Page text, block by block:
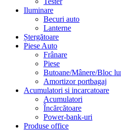
Iluminare
Becuri auto
Lanterne
Ștergătoare
Piese Auto
Frânare
Piese
Butoane/Mânere/Bloc
Amortizor portbagaj
Acumulatori si incarcatoare
Acumulatori
Încărcătoare
Power-bank-uri
Produse office